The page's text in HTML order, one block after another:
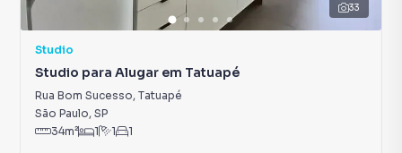
33
Studio
Studio para Alugar em Tatuapé
Rua Bom Sucesso, Tatuapé
São Paulo, SP
34m² 1 1 1